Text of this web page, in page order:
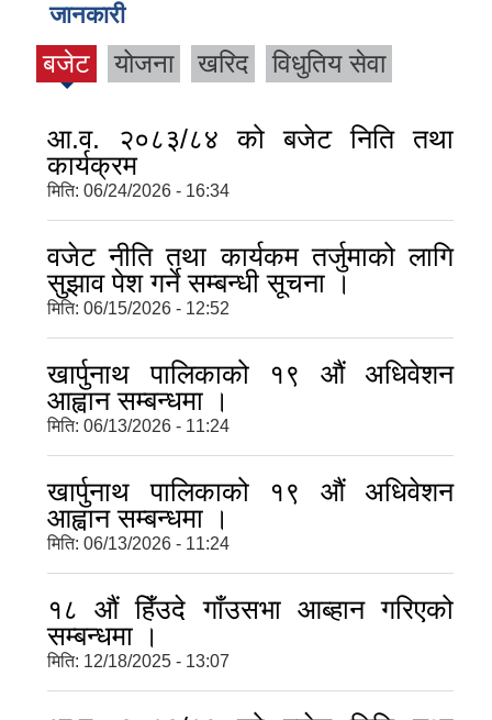
जानकारी
बजेट
(acti
ve
tab)
योजना खरिद विधुतिय सेवा
आ.व. २०८३/८४ को बजेट निति तथा
कार्यक्रम
मिति: 06/24/2026 - 16:34
वजेट नीति तथा कार्यकम तर्जुमाको लागि
सुझाव पेश गर्ने सम्बन्धी सूचना ।
मिति: 06/15/2026 - 12:52
खार्पुनाथ पालिकाको १९ औं अधिवेशन
आह्वान सम्बन्धमा ।
मिति: 06/13/2026 - 11:24
खार्पुनाथ पालिकाको १९ औं अधिवेशन
आह्वान सम्बन्धमा ।
मिति: 06/13/2026 - 11:24
१८ औं हिँउदे गाँउसभा आब्हान गरिएको
सम्बन्धमा ।
मिति: 12/18/2025 - 13:07